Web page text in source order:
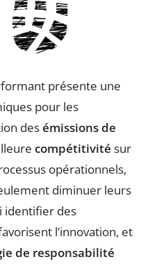
présente une
pour les
desémissions de
compétitivité sur
opérationnels,
diminuer leurs
identifier des
l’innovation, et
de responsabilité